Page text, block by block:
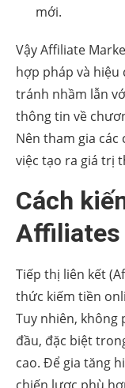
mới.
Vậy Affiliate
hợp pháp và hiệu
tránh nhầm lẫn
thông tin về
Nên tham gia
việc tạo ra giá trị
Cách
Affiliates
Tiếp thị liên kết
thức kiếm tiền
Tuy nhiên, không
đầu, đặc biệt
cao. Để gia tăng